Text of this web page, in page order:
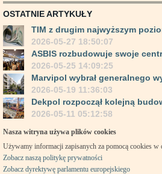
OSTATNIE ARTYKUŁY
TIM z drugim najwyższym
2026-05-27 18:50:07
ASBIS rozbudowuje swoje
2026-05-25 14:09:25
Marvipol wybrał generalnego
2026-05-19 11:36:03
Dekpol rozpoczął kolejną
2026-05-11 05:12:58
Nasza witryna używa plików cookies
Używamy informacji zapisanych za pomocą cookies
Zobacz naszą politykę prywatności
Zobacz dyrektywę parlamentu europejskiego